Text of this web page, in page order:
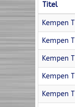
Titel
Kempen
Kempen
Kempen
Kempen
Kempen